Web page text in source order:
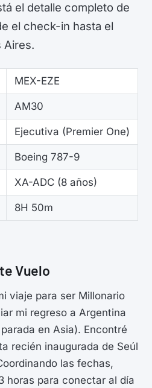
el detalle completo de
el check-in hasta el
Aires.
MEX-EZE
AM30
Ejecutiva (Premier One)
Boeing 787-9
XA-ADC (8 años)
8H 50m
Vuelo
viaje para ser Millonario
mi regreso a Argentina
en Asia). Encontré
recién inaugurada de Seúl
las fechas,
horas para conectar al día